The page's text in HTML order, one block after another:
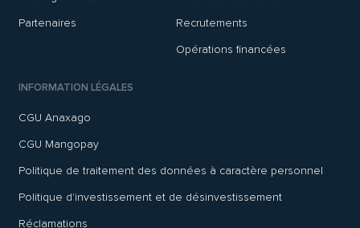
Partenaires
Recrutements
Opérations financées
INFORMATION LÉGALES
CGU Anaxago
CGU Mangopay
Politique de traitement des données à caractère personnel
Politique d'investissement et de désinvestissement
Réclamations